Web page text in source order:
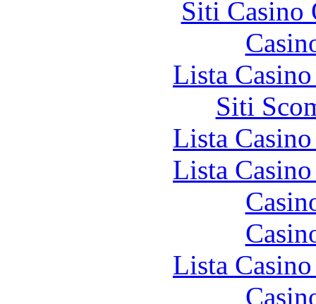
Siti Casino
Lista
Siti
Lista
Lista
Lista